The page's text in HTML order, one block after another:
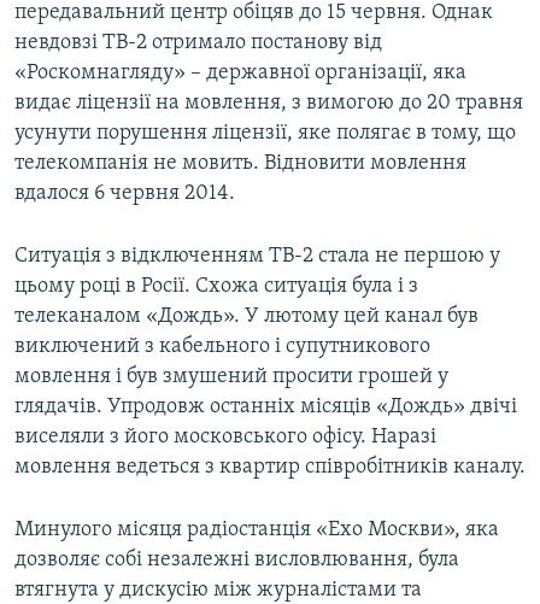
передавальний центр обіцяв до 15 червня. Однак
невдовзі ТВ-2 отримало постанову від
«Роскомнагляду» – державної організації, яка
видає ліцензії на мовлення, з вимогою до 20 травня
усунути порушення ліцензії, яке полягає в тому, що
телекомпанія не мовить. Відновити мовлення
вдалося 6 червня 2014.
Ситуація з відключенням ТВ-2 стала не першою у
цьому році в Росії. Схожа ситуація була і з
телеканалом «Дождь». У лютому цей канал був
виключений з кабельного і супутникового
мовлення і був змушений просити грошей у
глядачів. Упродовж останніх місяців «Дождь» двічі
виселяли з його московського офісу. Наразі
мовлення ведеться з квартир співробітників каналу.
Минулого місяця радіостанція «Ехо Москви», яка
дозволяє собі незалежні висловлювання, була
втягнута у дискусію між журналістами та